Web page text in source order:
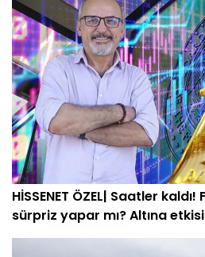
HİSSENET ÖZEL| Saatler
sürpriz yapar mı? Altına
açıkladı